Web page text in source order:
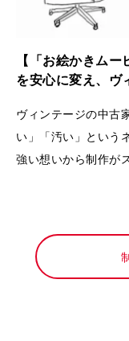
【「お絵かきム
を安心に変え、ヴ
ヴィンテージの中古
い」「汚い」という
強い想いから制作が
徹底したメンテナ
ンテリアも自由に楽
案を形にするために